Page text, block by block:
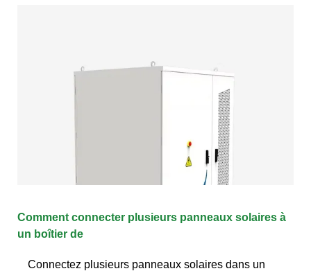
Comment connecter plusieurs panneaux solaires à
un boîtier de
Connectez plusieurs panneaux solaires dans un